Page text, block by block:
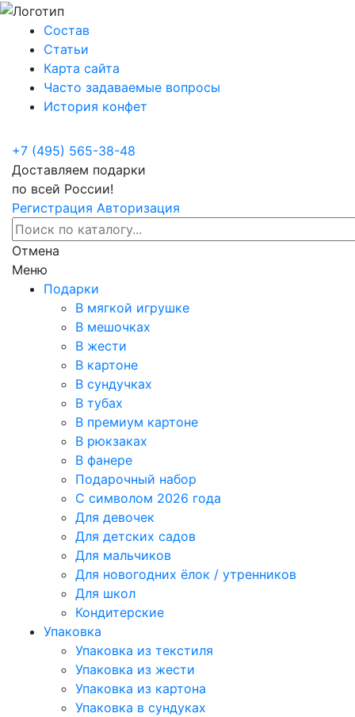
Состав
Статьи
Карта сайта
Часто задаваемые вопросы
История конфет
+7 (495) 565-38-48
Доставляем подарки
по всей России!
Регистрация Авторизация
Отмена
Меню
Подарки
В мягкой игрушке
В мешочках
В жести
В картоне
В сундучках
В тубах
В премиум картоне
В рюкзаках
В фанере
Подарочный набор
С символом 2026 года
Для девочек
Для детских садов
Для мальчиков
Для новогодних ёлок / утренников
Для школ
Кондитерские
Упаковка
Упаковка из текстиля
Упаковка из жести
Упаковка из картона
Упаковка в сундуках